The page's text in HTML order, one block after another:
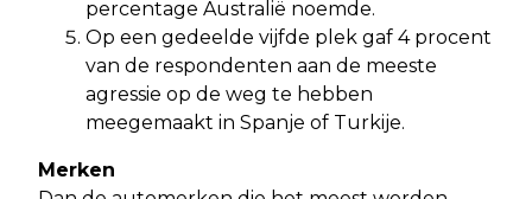
percentage Australië noemde.
Op een gedeelde vijfde plek gaf 4 procent
van de respondenten aan de meeste
agressie op de weg te hebben
meegemaakt in Spanje of Turkije.
Merken